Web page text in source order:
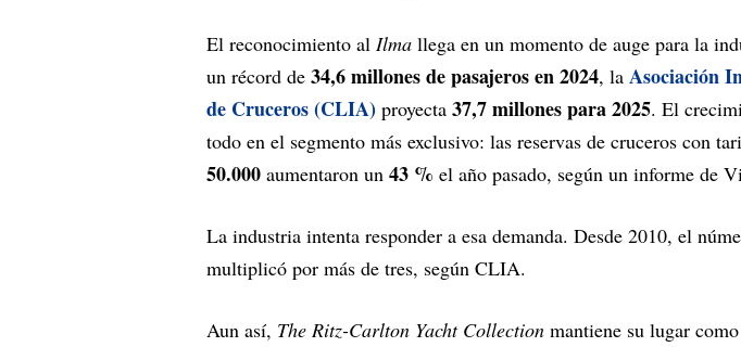
El reconocimiento al Ilma llega en un momento de auge para la
un récord de 34,6 millones de pasajeros en 2024, la Asociación
de Cruceros (CLIA) proyecta 37,7 millones para 2025. El
todo en el segmento más exclusivo: las reservas de cruceros con
50.000 aumentaron un 43 % el año pasado, según un informe de
La industria intenta responder a esa demanda. Desde 2010, el
multiplicó por más de tres, según CLIA.
Aun así, The Ritz-Carlton Yacht Collection mantiene su lugar